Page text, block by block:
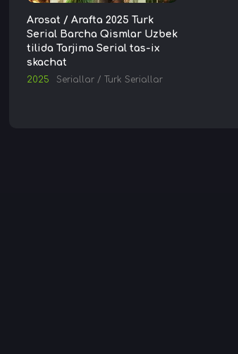
Arosat / Arafta 2025 Turk
Serial Barcha Qismlar Uzbek
tilida Tarjima Serial tas-ix
skachat
2025 Seriallar / Turk Seriallar